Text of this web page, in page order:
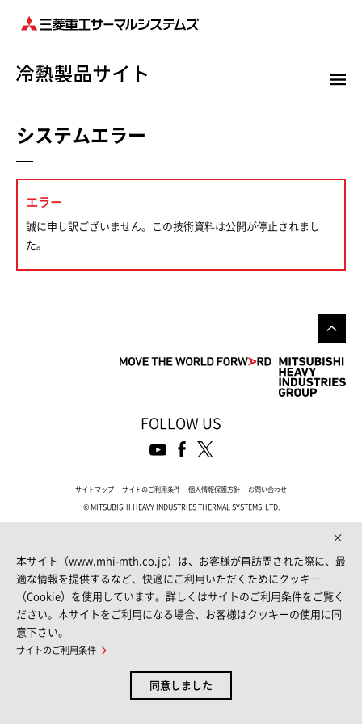
システムエラー
エラー
誠に申し訳ございません。この技術資料は公開が停止されまし
た。
FOLLOW US
サイトマップ サイトのご利用条件 個人情報保護方針 お問い合わせ
© MITSUBISHI HEAVY INDUSTRIES THERMAL SYSTEMS, LTD.
本サイト（www.mhi-mth.co.jp）は、お客様が再訪問された際に、最
適な情報を提供するなど、快適にご利用いただくためにクッキー
（Cookie）を使用しています。詳しくはサイトのご利用条件をご覧く
ださい。本サイトをご利用になる場合、お客様はクッキーの使用に同
意下さい。
サイトのご利用条件
同意しました